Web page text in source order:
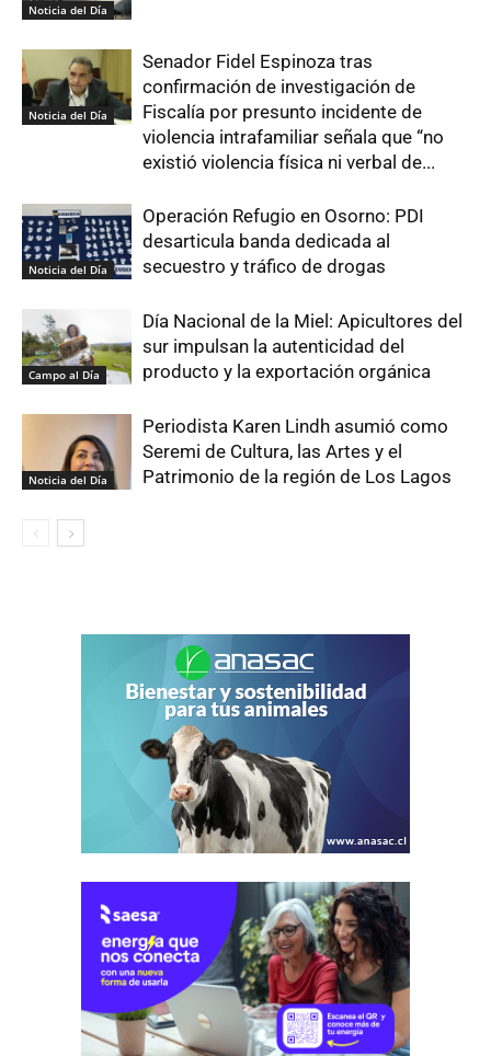
Noticia del Día
Noticia del Día
Senador Fidel Espinoza tras
confirmación de investigación de
Fiscalía por presunto incidente de
violencia intrafamiliar señala que “no
existió violencia física ni verbal de...
Noticia del Día
Operación Refugio en Osorno: PDI
desarticula banda dedicada al
secuestro y tráfico de drogas
Campo al Día
Día Nacional de la Miel: Apicultores del
sur impulsan la autenticidad del
producto y la exportación orgánica
Noticia del Día
Periodista Karen Lindh asumió como
Seremi de Cultura, las Artes y el
Patrimonio de la región de Los Lagos